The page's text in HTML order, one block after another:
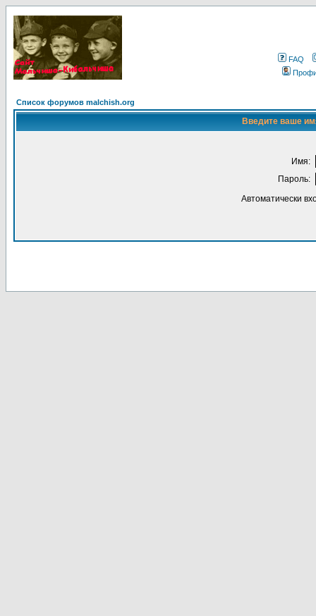
FAQ
Список форумов malchish.org
Введите ваше
Имя:
Пароль:
Автоматически